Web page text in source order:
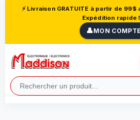
⚡ Livraison GRATUITE à partir de 99$
Expédition rapide
👤MON COMPTE